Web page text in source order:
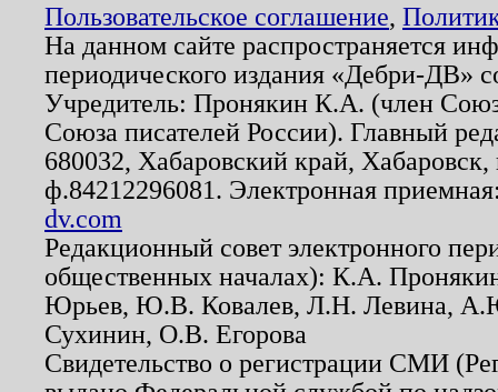
Пользовательское соглашение,
На данном сайте распространяется
периодического издания «Дебри-ДВ»
Учредитель: Пронякин К.А. (член
Союза писателей России). Главный
680032, Хабаровский край,
ф.84212296081. Электронная
dv.com
Редакционный совет электронного
общественных началах): К.А.
Юрьев, Ю.В. Ковалев, Л.Н. Левина,
Сухинин, О.В. Егорова
Свидетельство о регистрации СМИ